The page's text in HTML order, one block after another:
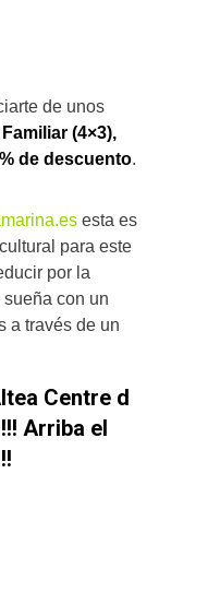
de unos
Familiar (4×3),
de descuento.
esta es
para este
por la
con un
a través de un
Centre d
Arriba el